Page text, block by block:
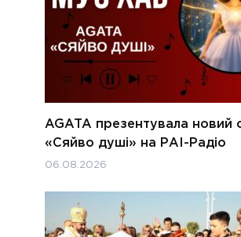
AGATA презентувала новий
«Сяйво душі» на РАІ-Радіо
06.08.2026